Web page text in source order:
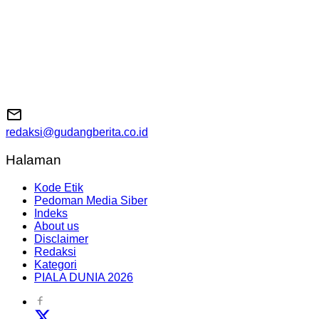
redaksi@gudangberita.co.id
Halaman
Kode Etik
Pedoman Media Siber
Indeks
About us
Disclaimer
Redaksi
Kategori
PIALA DUNIA 2026